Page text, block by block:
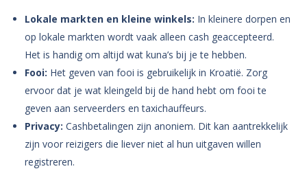
Lokale markten en kleine winkels: In kleinere dorpen en
op lokale markten wordt vaak alleen cash geaccepteerd.
Het is handig om altijd wat kuna’s bij je te hebben.
Fooi: Het geven van fooi is gebruikelijk in Kroatië. Zorg
ervoor dat je wat kleingeld bij de hand hebt om fooi te
geven aan serveerders en taxichauffeurs.
Privacy: Cashbetalingen zijn anoniem. Dit kan aantrekkelijk
zijn voor reizigers die liever niet al hun uitgaven willen
registreren.